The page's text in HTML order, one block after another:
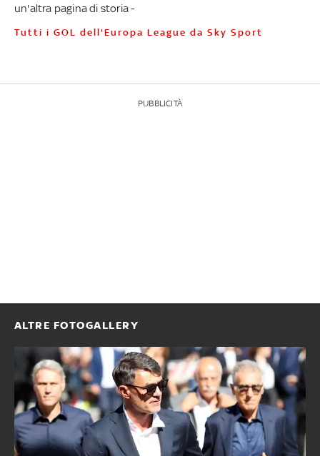
un'altra pagina di storia -
Tutti i GOL dell'Europa League da Sky Sport
PUBBLICITÀ
ALTRE FOTOGALLERY